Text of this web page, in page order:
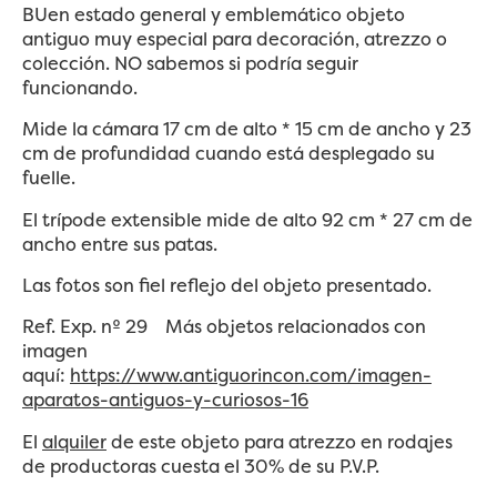
BUen estado general y emblemático objeto
antiguo muy especial para decoración, atrezzo o
colección. NO sabemos si podría seguir
funcionando.
Mide la cámara 17 cm de alto * 15 cm de ancho y 23
cm de profundidad cuando está desplegado su
fuelle.
El trípode extensible mide de alto 92 cm * 27 cm de
ancho entre sus patas.
Las fotos son fiel reflejo del objeto presentado.
Ref. Exp. nº 29 Más objetos relacionados con
imagen
aquí: https://www.antiguorincon.com/imagen-
aparatos-antiguos-y-curiosos-16
El alquilerde este objeto para atrezzo en rodajes
de productoras cuesta el 30% de su P.V.P.